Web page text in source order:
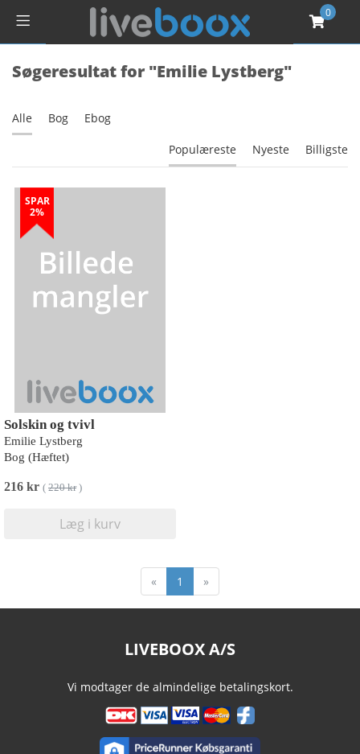
0
Søgeresultat for "Emilie Lystberg"
Alle Bog Ebog
Populæreste Nyeste Billigste
SPAR
2%
Solskin og tvivl
Emilie Lystberg
Bog (Hæftet)
216 kr ( 220 kr)
Læg i kurv
« 1 »
LIVEBOOX A/S
Vi modtager de almindelige betalingskort.